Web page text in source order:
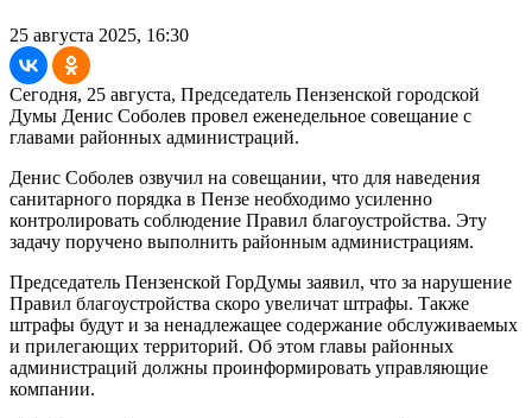
25 августа 2025, 16:30
Сегодня, 25 августа, Председатель Пензенской городской
Думы Денис Соболев провел еженедельное совещание с
главами районных администраций.
Денис Соболев озвучил на совещании, что для наведения
санитарного порядка в Пензе необходимо усиленно
контролировать соблюдение Правил благоустройства. Эту
задачу поручено выполнить районным администрациям.
Председатель Пензенской ГорДумы заявил, что за нарушение
Правил благоустройства скоро увеличат штрафы. Также
штрафы будут и за ненадлежащее содержание обслуживаемых
и прилегающих территорий. Об этом главы районных
администраций должны проинформировать управляющие
компании.